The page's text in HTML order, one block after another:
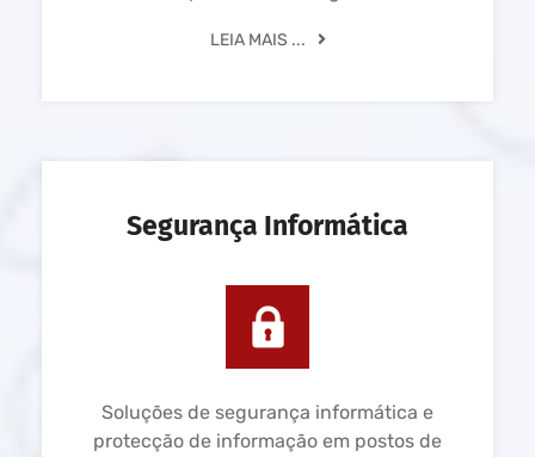
LEIA MAIS ...
Segurança Informática
Soluções de segurança informática e
protecção de informação em postos de